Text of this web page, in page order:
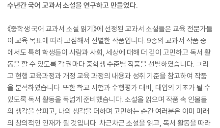
수년간 국어 교과서 소설을 연구하고 만들었다.
《중학생 국어 교과서 소설 읽기》에 선정된 교과서 소설들은 교육 전문가들
이 교육 목표에 따라 고심해서 선별한 작품입니다. 9종의 교과서 작품 중
에서도 특히 학생들이 사람과 사회, 세상에 대해 더 깊이 고민하고 독서 활
동을 할 수 있도록 각 권마다 중학생 수준별 작품을 선별하였습니다. 그리
고 현행 교육과정과 개정 교육 과정의 내용과 성취 기준을 참고하여 작품
을 분석하였습니다. 또한 학교 시험과 수행평가 대비, 대입의 기초가 될 수
있도록 독서 활동을 폭넓게 준비했습니다. 소설을 읽으며 작품 속 인물들
의 생각을 살피고, 나의 생각을 더하며 고민하는 순간 여러분은 이미 미래
의 창의적인 인재가 될 것입니다. 차근차근 소설을 읽고, 독서 활동을 따라